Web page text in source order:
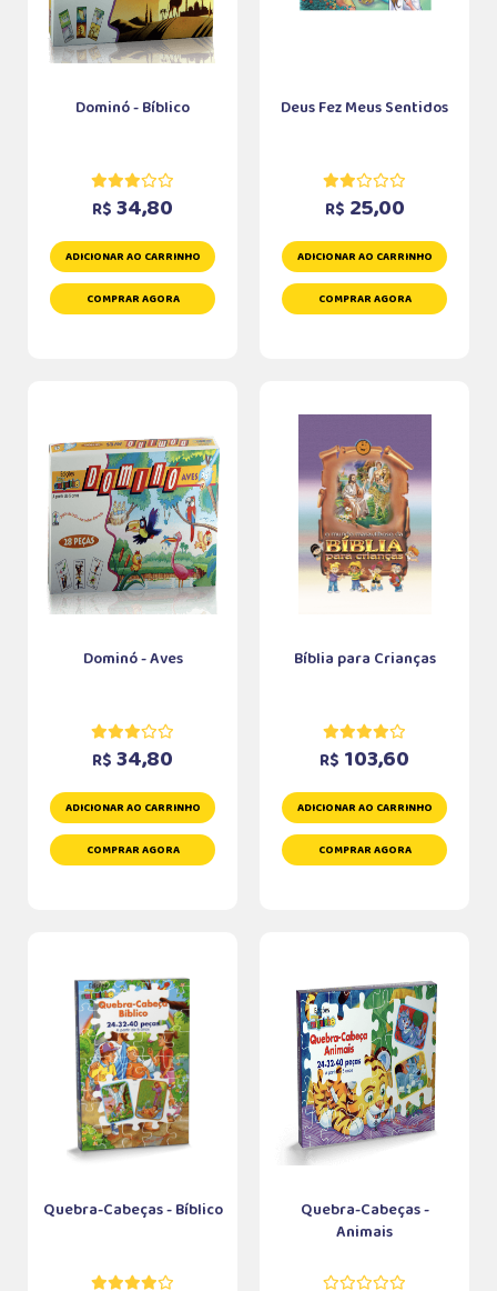
Dominó - Bíblico
R$ 34,80
ADICIONAR AO CARRINHO
COMPRAR AGORA
Deus Fez Meus Sentidos
R$ 25,00
ADICIONAR AO CARRINHO
COMPRAR AGORA
Dominó - Aves
R$ 34,80
ADICIONAR AO CARRINHO
COMPRAR AGORA
Bíblia para Crianças
R$ 103,60
ADICIONAR AO CARRINHO
COMPRAR AGORA
Quebra-Cabeças - Bíblico
Quebra-Cabeças -
Animais